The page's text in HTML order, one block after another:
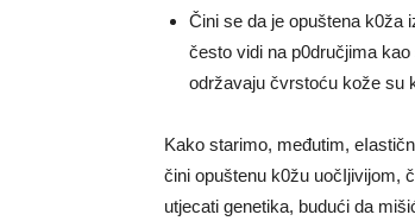
Čini se da je opuštena k0ža
često vidi na p0dručjima
održavaju čvrstoću kože su
Kako starimo, međutim,
čini opuštenu k0žu uočIjivijom,
utjecati genetika, budući da